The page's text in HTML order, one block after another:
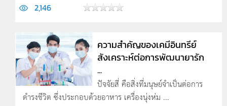
2,146
ความสำคัญของเคมีอินทรีย์
สังเคราะห์ต่อการพัฒนายารัก
...
ปัจจัยสี่ คือสิ่งที่มนุษย์จำเป็นต่อการ
ดำรงชีวิต ซึ่งประกอบด้วยอาหาร เครื่องนุ่งห่ม ...